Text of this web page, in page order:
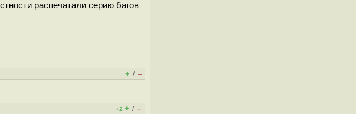
распечатали серию багов
+ / –
+2 + / –